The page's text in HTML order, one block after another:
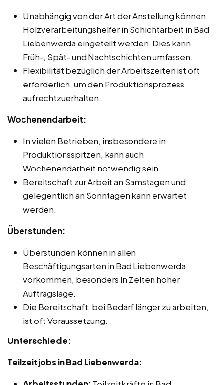
Unabhängig von der Art der Anstellung können
Holzverarbeitungshelfer in Schichtarbeit in Bad
Liebenwerda eingeteilt werden. Dies kann
Früh-, Spät- und Nachtschichten umfassen.
Flexibilität bezüglich der Arbeitszeiten ist oft
erforderlich, um den Produktionsprozess
aufrechtzuerhalten.
Wochenendarbeit:
In vielen Betrieben, insbesondere in
Produktionsspitzen, kann auch
Wochenendarbeit notwendig sein.
Bereitschaft zur Arbeit an Samstagen und
gelegentlich an Sonntagen kann erwartet
werden.
Überstunden:
Überstunden können in allen
Beschäftigungsarten in Bad Liebenwerda
vorkommen, besonders in Zeiten hoher
Auftragslage.
Die Bereitschaft, bei Bedarf länger zu arbeiten,
ist oft Voraussetzung.
Unterschiede:
Teilzeitjobs in Bad Liebenwerda: